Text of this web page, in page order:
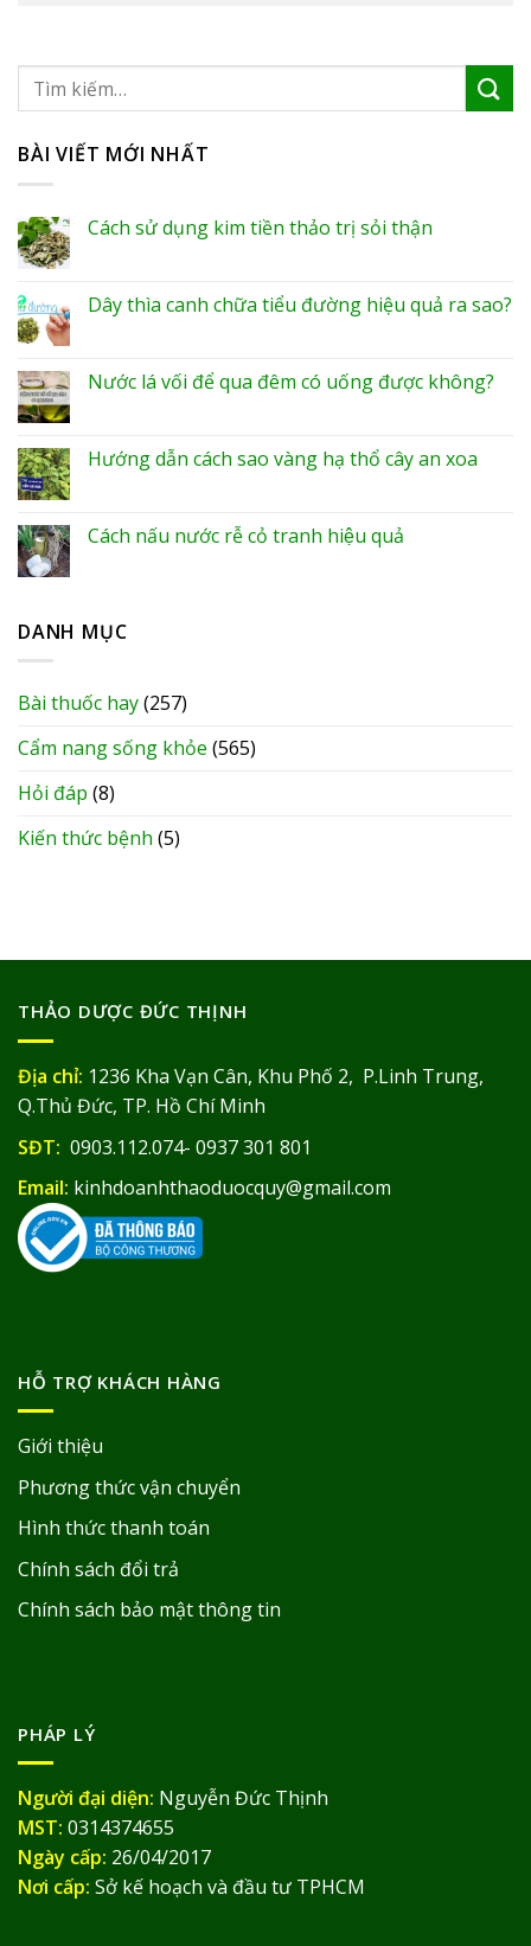
BÀI VIẾT MỚI NHẤT
Cách sử dụng kim tiền thảo trị sỏi thận
Dây thìa canh chữa tiểu đường hiệu quả ra sao?
Nước lá vối để qua đêm có uống được không?
Hướng dẫn cách sao vàng hạ thổ cây an xoa
Cách nấu nước rễ cỏ tranh hiệu quả
DANH MỤC
Bài thuốc hay(257)
Cẩm nang sống khỏe (565)
Hỏi đáp (8)
Kiến thức bệnh (5)
THẢO DƯỢC ĐỨC THỊNH
Địa chỉ: 1236 Kha Vạn Cân, Khu Phố 2, P.Linh Trung,
Q.Thủ Đức, TP. Hồ Chí Minh
SĐT: 0903.112.074- 0937 301 801
Email: kinhdoanhthaoduocquy@gmail.com
HỖ TRỢ KHÁCH HÀNG
Giới thiệu
Phương thức vận chuyển
Hình thức thanh toán
Chính sách đổi trả
Chính sách bảo mật thông tin
PHÁP LÝ
Người đại diện: Nguyễn Đức Thịnh
MST: 0314374655
Ngày cấp: 26/04/2017
Nơi cấp: Sở kế hoạch và đầu tư TPHCM